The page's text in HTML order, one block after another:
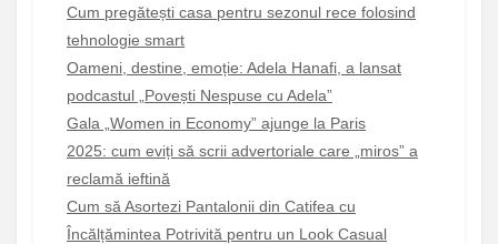
Cum pregătești casa pentru sezonul rece folosind
tehnologie smart
Oameni, destine, emoție: Adela Hanafi, a lansat
podcastul „Povești Nespuse cu Adela”
Gala „Women in Economy” ajunge la Paris
2025: cum eviți să scrii advertoriale care „miros” a
reclamă ieftină
Cum să Asortezi Pantalonii din Catifea cu
Încălțămintea Potrivită pentru un Look Casual